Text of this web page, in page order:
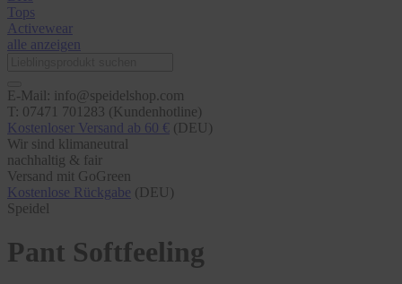
Tops
Activewear
alle anzeigen
E-Mail: info@speidelshop.com
T: 07471 701283 (Kundenhotline)
Kostenloser Versand ab 60 € (DEU)
Wir sind klimaneutral
nachhaltig & fair
Versand mit GoGreen
Kostenlose Rückgabe (DEU)
Speidel
Pant Softfeeling